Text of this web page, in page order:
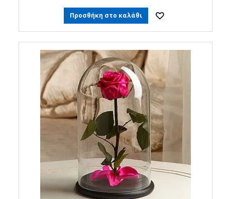
Προσθήκη στο καλάθι